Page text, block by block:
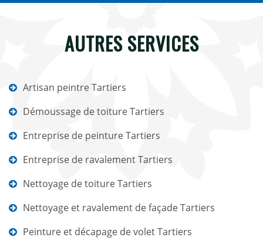
AUTRES SERVICES
Artisan peintre Tartiers
Démoussage de toiture Tartiers
Entreprise de peinture Tartiers
Entreprise de ravalement Tartiers
Nettoyage de toiture Tartiers
Nettoyage et ravalement de façade Tartiers
Peinture et décapage de volet Tartiers